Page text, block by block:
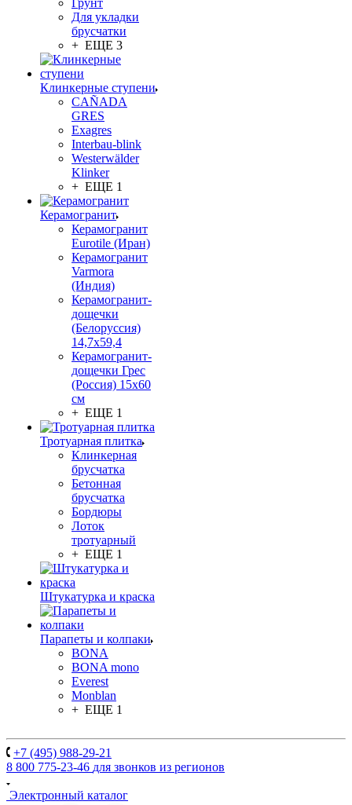
Грунт
Для укладки
брусчатки
+ ЕЩЕ 3
Клинкерные ступени
CAÑADA
GRES
Exagres
Interbau-blink
Westerwälder
Klinker
+ ЕЩЕ 1
Керамогранит
Керамогранит
Eurotile (Иран)
Керамогранит
Varmora
(Индия)
Керамогранит-
дощечки
(Белоруссия)
14,7x59,4
Керамогранит-
дощечки Грес
(Россия) 15х60
см
+ ЕЩЕ 1
Тротуарная плитка
Клинкерная
брусчатка
Бетонная
брусчатка
Бордюры
Лоток
тротуарный
+ ЕЩЕ 1
Штукатурка и краска
Парапеты и колпаки
BONA
BONA mono
Everest
Monblan
+ ЕЩЕ 1
+7 (495) 988-29-21
8 800 775-23-46 для звонков из регионов
Электронный каталог